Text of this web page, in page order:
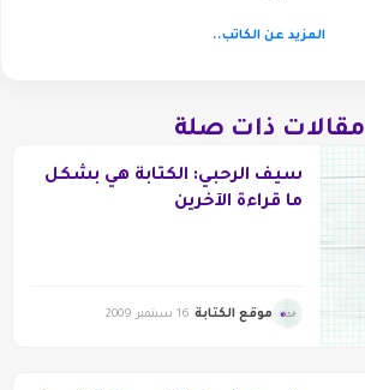
المزيد عن الكاتب..
مقالات ذات صلة
سيف الرحبي: الكتابة هي بشكل
ما قراءة الآخرين
موقع الكتابة 16 سبتمبر 2009